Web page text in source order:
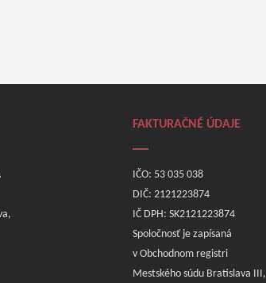
FAKTURAČNÉ ÚDAJE
IČO: 53 035 038
DIČ: 2121223874
IČ DPH: SK2121223874
Spoločnosť je zapísaná
v Obchodnom registri
Mestského súdu Bratislava III,